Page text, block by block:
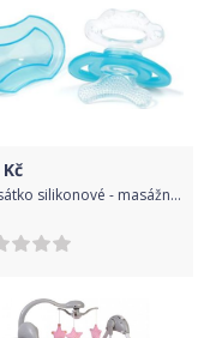
Kč
Kousátko silikonové - masážní " dudlík"